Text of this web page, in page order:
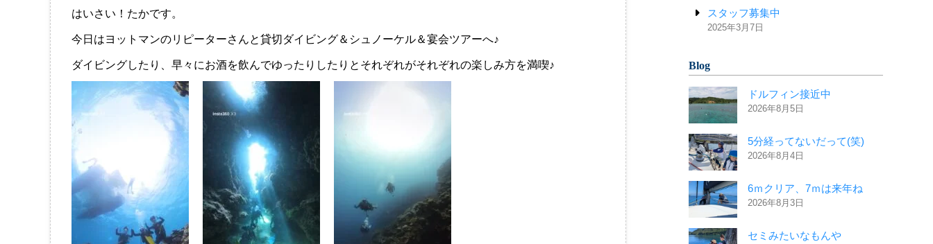
はいさい！たかです。
今日はヨットマンのリピーターさんと貸切ダイビング＆シュノーケル＆宴会ツアーへ♪
ダイビングしたり、早々にお酒を飲んでゆったりしたりとそれぞれがそれぞれの楽しみ方を満喫♪
スタッフ募集中
2025年3月7日
Blog
ドルフィン接近中
2026年8月5日
5分経ってないだって(笑)
2026年8月4日
6ｍクリア、7ｍは来年ね
2026年8月3日
セミみたいなもんや